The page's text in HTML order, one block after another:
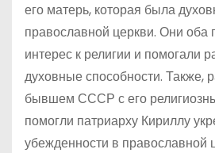
его матерь, которая была
православной церкви. Они оба
интерес к религии и помогали
духовные способности. Также,
бывшем СССР с его
помогли патриарху Кириллу
убежденности в православной